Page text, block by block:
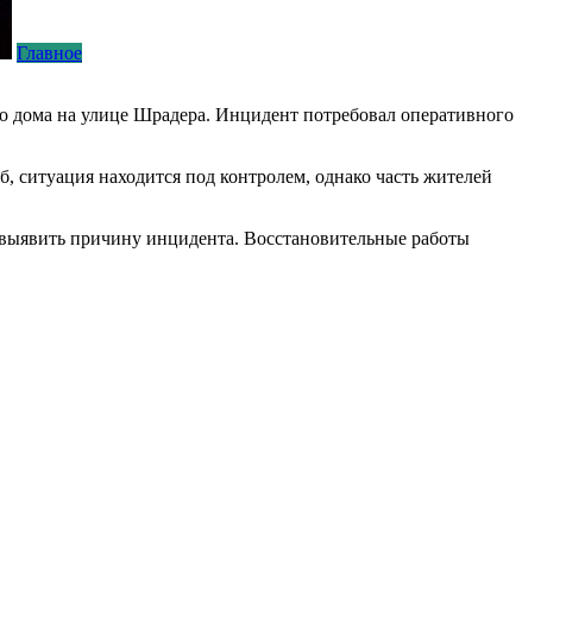
Главное
на улице Шрадера. Инцидент потребовал оперативного
находится под контролем, однако часть жителей
причину инцидента. Восстановительные работы